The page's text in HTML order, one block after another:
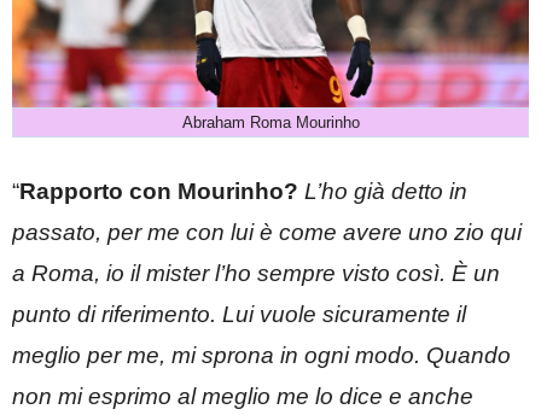
Abraham Roma Mourinho
“Rapporto con Mourinho? L’ho già detto in
passato, per me con lui è come avere uno zio qui
a Roma, io il mister l’ho sempre visto così. È un
punto di riferimento. Lui vuole sicuramente il
meglio per me, mi sprona in ogni modo. Quando
non mi esprimo al meglio me lo dice e anche